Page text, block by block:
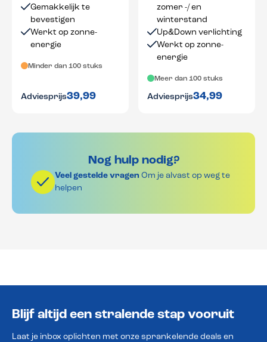
Gemakkelijk te
bevestigen
Werkt op zonne-
energie
Minder dan 100 stuks
Adviesprijs39,99
zomer -/ en
winterstand
Up&Down verlichting
Werkt op zonne-
energie
Meer dan 100 stuks
Adviesprijs34,99
Nog hulp nodig?
Veel gestelde vragen Om je alvast op weg te
helpen
Blijf altijd een stralende stap vooruit
Laat je inbox oplichten met onze sprankelende deals en